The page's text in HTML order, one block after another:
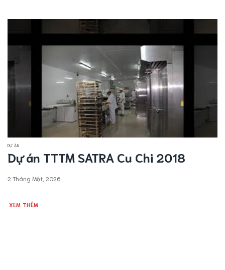
DỰ ÁN
Dự án TTTM SATRA Cu Chi 2018
2 Tháng Một, 2026
XEM THÊM